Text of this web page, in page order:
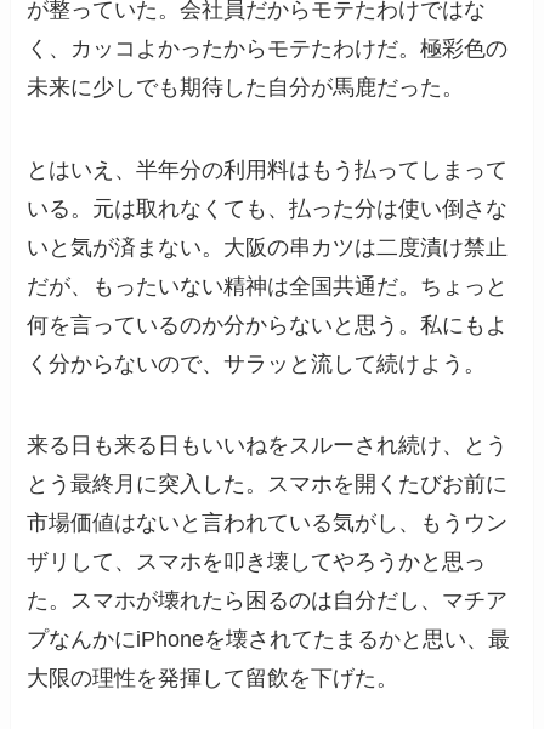
が整っていた。会社員だからモテたわけではな
く、カッコよかったからモテたわけだ。極彩色の
未来に少しでも期待した自分が馬鹿だった。
とはいえ、半年分の利用料はもう払ってしまって
いる。元は取れなくても、払った分は使い倒さな
いと気が済まない。大阪の串カツは二度漬け禁止
だが、もったいない精神は全国共通だ。ちょっと
何を言っているのか分からないと思う。私にもよ
く分からないので、サラッと流して続けよう。
来る日も来る日もいいねをスルーされ続け、とう
とう最終月に突入した。スマホを開くたびお前に
市場価値はないと言われている気がし、もうウン
ザリして、スマホを叩き壊してやろうかと思っ
た。スマホが壊れたら困るのは自分だし、マチア
プなんかにiPhoneを壊されてたまるかと思い、最
大限の理性を発揮して留飲を下げた。